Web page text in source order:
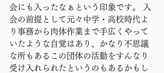
会にも入ったなぁという印象です。 入
会の前提として元々中学・高校時代よ
り事務から肉体作業まで手広くやって
いたような自覚はあり、かなり不思議
な所もあるこの団体の活動をすんなり
受け入れられたというのもあるかもし